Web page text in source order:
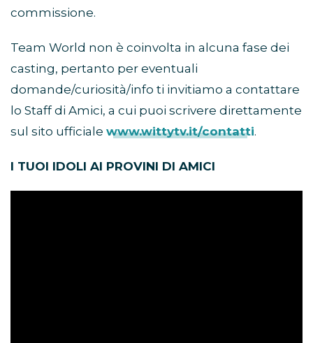
commissione.
Team World non è coinvolta in alcuna fase dei
casting, pertanto per eventuali
domande/curiosità/info ti invitiamo a contattare
lo Staff di Amici, a cui puoi scrivere direttamente
sul sito ufficiale www.wittytv.it/contatti.
I TUOI IDOLI AI PROVINI DI AMICI